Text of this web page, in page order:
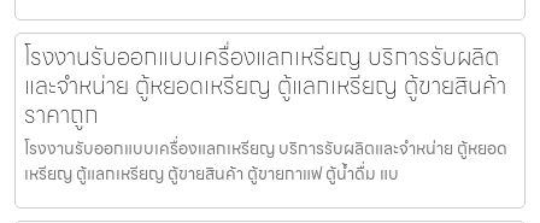
โรงงานรับออกแบบเครื่องแลกเหรียญ บริการรับผลิต
และจำหน่าย ตู้หยอดเหรียญ ตู้แลกเหรียญ ตู้ขายสินค้า
ราคาถูก
โรงงานรับออกแบบเครื่องแลกเหรียญ บริการรับผลิตและจำหน่าย ตู้หยอด
เหรียญ ตู้แลกเหรียญ ตู้ขายสินค้า ตู้ขายกาแฟ ตู้น้ำดื่ม แบ